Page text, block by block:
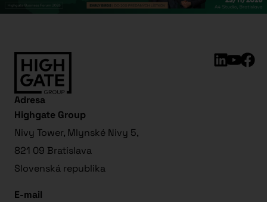
Adresa
Highgate Group
Nivy Tower, Mlynské Nivy 5,
821 09 Bratislava
Slovenská republika
E-mail